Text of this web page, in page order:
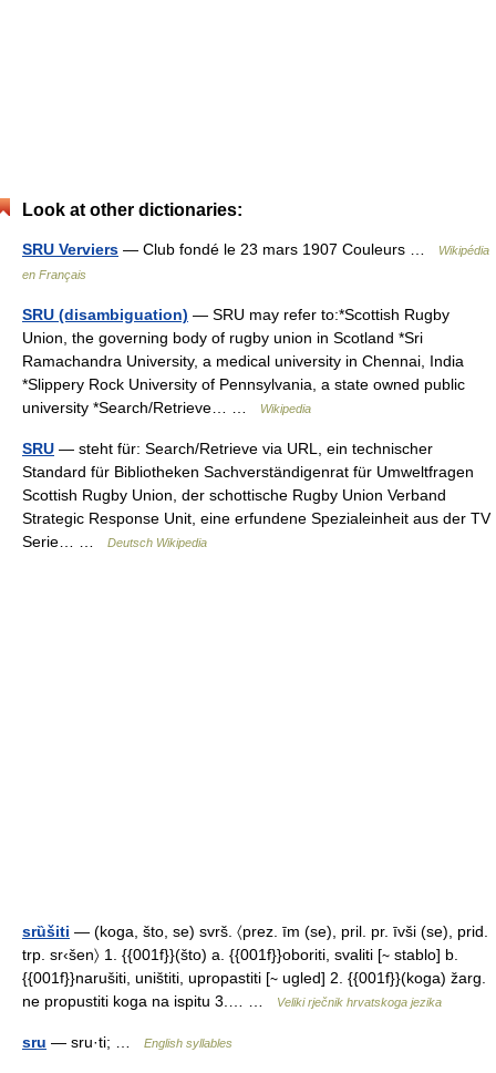
Look at other dictionaries:
SRU Verviers — Club fondé le 23 mars 1907 Couleurs …
Wikipédia
en Français
SRU (disambiguation) — SRU may refer to:*Scottish Rugby
Union, the governing body of rugby union in Scotland *Sri
Ramachandra University, a medical university in Chennai, India
*Slippery Rock University of Pennsylvania, a state owned public
university *Search/Retrieve… …
Wikipedia
SRU — steht für: Search/Retrieve via URL, ein technischer
Standard für Bibliotheken Sachverständigenrat für Umweltfragen
Scottish Rugby Union, der schottische Rugby Union Verband
Strategic Response Unit, eine erfundene Spezialeinheit aus der TV
Serie… …
Deutsch Wikipedia
srȕšiti — (koga, što, se) svrš. 〈prez. īm (se), pril. pr. īvši (se), prid.
trp. sr‹šen〉 1. {{001f}}(što) a. {{001f}}oboriti, svaliti [∼ stablo] b.
{{001f}}narušiti, uništiti, upropastiti [∼ ugled] 2. {{001f}}(koga) žarg.
ne propustiti koga na ispitu 3.… …
Veliki rječnik hrvatskoga jezika
sru — sru·ti; … English syllables